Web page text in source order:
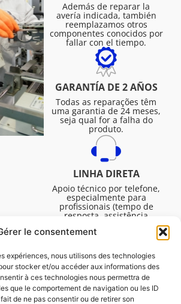
le consentement
expériences, nous utilisons des technologies
stocker et/ou accéder aux informations des
à ces technologies nous permettra de
que le comportement de navigation ou les ID
de ne pas consentir ou de retirer son
Además de reparar la
avería indicada, también
reemplazamos otros
componentes conocidos por
fallar con el tiempo.
GARANTÍA DE 2 AÑOS
Todas as reparações têm
uma garantia de 24 meses,
seja qual for a falha do
produto.
LINHA DIRETA
Apoio técnico por telefone,
especialmente para
profissionais (tempo de
resposta, assistência
técnica, etc.). De segunda a
sexta-feira, das 08:30 às